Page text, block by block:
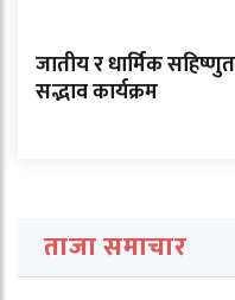
जातीय र धार्मिक
सद्भाव कार्यक्रम
ताजा समाचार